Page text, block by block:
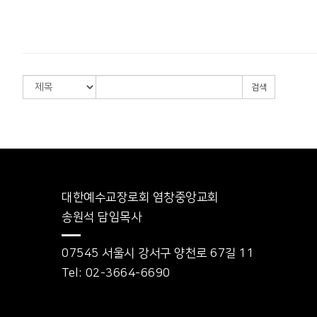
검색
대한예수교장로회 염창중앙교회
송원석 담임목사
07545 서울시 강서구 양천로 67길 11
Tel: 02-3664-6690